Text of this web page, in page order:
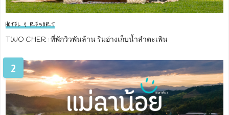
HOTEL & RESORT
TWO CHER : ที่พักวิวพันล้าน ริมอ่างเก็บน้ำลำตะเพิน
2